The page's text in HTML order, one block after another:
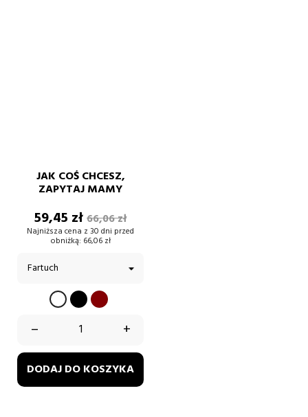
JAK COŚ CHCESZ,
ZAPYTAJ MAMY
Cena
59,45 złCena
podstawowa
66,06 zł
Najniższa cena z 30 dni przed
obniżką: 66,06 zł
BIAŁYCZARNYBORDOWY
– +
DODAJ DO KOSZYKA